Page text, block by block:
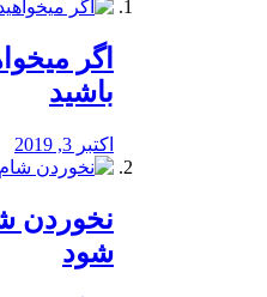
اگر
باشید
اکتبر 3, 2019
نخوردن
‌شود